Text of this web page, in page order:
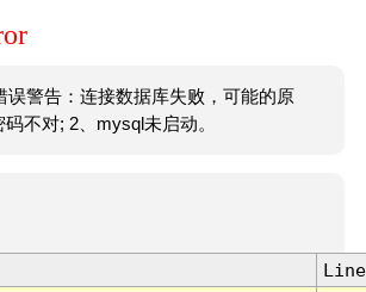
误警告：连接数据库失败，可能的原
不对; 2、mysql未启动。
Line